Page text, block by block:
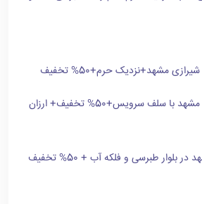
مشهد+نزدیک حرم+50% تخفیف
سلف سرویس+50% تخفیف+ ارزان
طبرسی و فلکه آب + 50% تخفیف